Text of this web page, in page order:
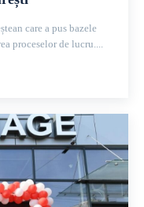
care a pus bazele
proceselor de lucru....